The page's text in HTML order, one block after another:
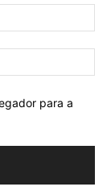
para a